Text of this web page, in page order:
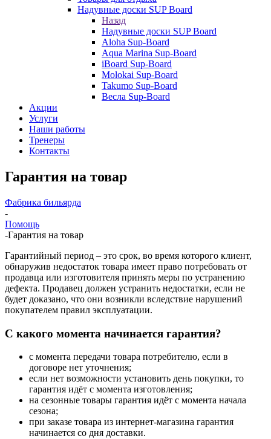
Надувные доски SUP Board
Назад
Надувные доски SUP Board
Aloha Sup-Board
Aqua Marina Sup-Board
iBoard Sup-Board
Molokai Sup-Board
Takumo Sup-Board
Весла Sup-Board
Акции
Услуги
Наши работы
Тренеры
Контакты
Гарантия на товар
Фабрика бильярда
-
Помощь
-Гарантия на товар
Гарантийный период – это срок, во время которого клиент,
обнаружив недостаток товара имеет право потребовать от
продавца или изготовителя принять меры по устранению
дефекта. Продавец должен устранить недостатки, если не
будет доказано, что они возникли вследствие нарушений
покупателем правил эксплуатации.
С какого момента начинается гарантия?
с момента передачи товара потребителю, если в
договоре нет уточнения;
если нет возможности установить день покупки, то
гарантия идёт с момента изготовления;
на сезонные товары гарантия идёт с момента начала
сезона;
при заказе товара из интернет-магазина гарантия
начинается со дня доставки.